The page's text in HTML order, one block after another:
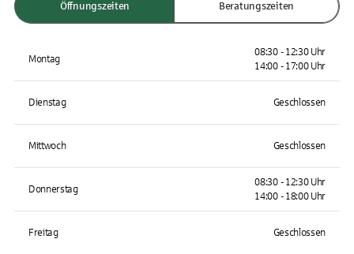
Öffnungszeiten Beratungszeiten
Montag
08:30 - 12:30 Uhr
14:00 - 17:00 Uhr
Dienstag Geschlossen
Mittwoch Geschlossen
Donnerstag
08:30 - 12:30 Uhr
14:00 - 18:00 Uhr
Freitag Geschlossen